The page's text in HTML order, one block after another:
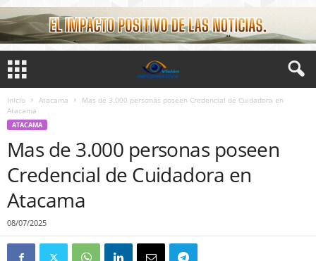
Inicio Atacama
Mas de 3.000 personas poseen Credencial de Cuidadora en
Atacama
ATACAMA
Mas de 3.000 personas poseen
Credencial de Cuidadora en
Atacama
08/07/2025